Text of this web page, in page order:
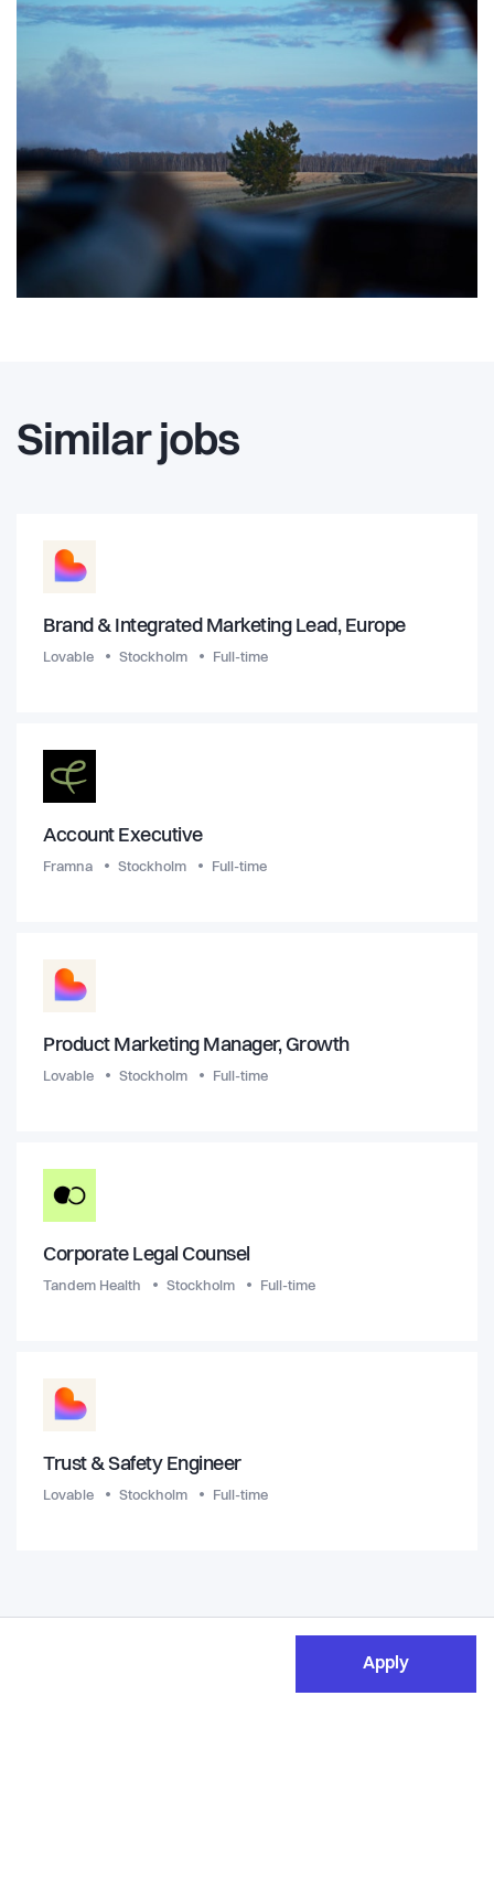
Similar jobs
Brand & Integrated Marketing Lead, Europe
Lovable Stockholm Full-time
Account Executive
Framna Stockholm Full-time
Product Marketing Manager, Growth
Lovable Stockholm Full-time
Corporate Legal Counsel
Tandem Health Stockholm Full-time
Trust & Safety Engineer
Lovable Stockholm Full-time
Apply